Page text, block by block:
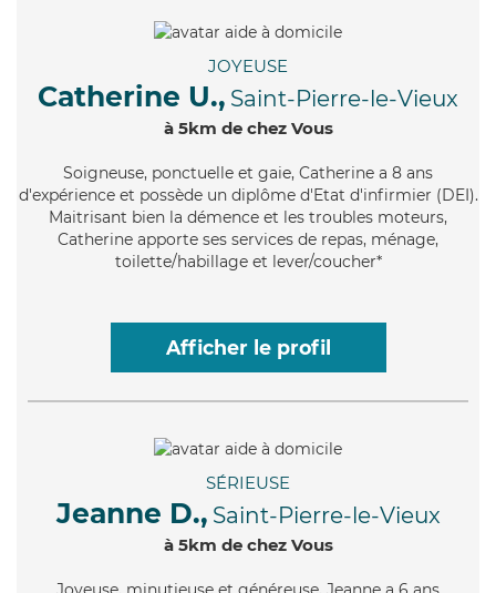
JOYEUSE
Catherine U., Saint-Pierre-le-Vieux
à 5km de chez Vous
Soigneuse, ponctuelle et gaie, Catherine a 8 ans
d'expérience et possède un diplôme d'Etat d'infirmier (DEI).
Maitrisant bien la démence et les troubles moteurs,
Catherine apporte ses services de repas, ménage,
toilette/habillage et lever/coucher*
Afficher le profil
SÉRIEUSE
Jeanne D., Saint-Pierre-le-Vieux
à 5km de chez Vous